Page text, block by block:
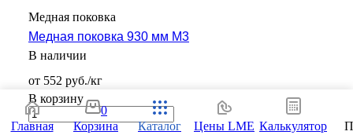
Медная поковка
Медная поковка 930 мм М3
В наличии
от 552 руб./кг
В корзину
Главная
0
Корзина
Каталог Цены LME Калькулятор